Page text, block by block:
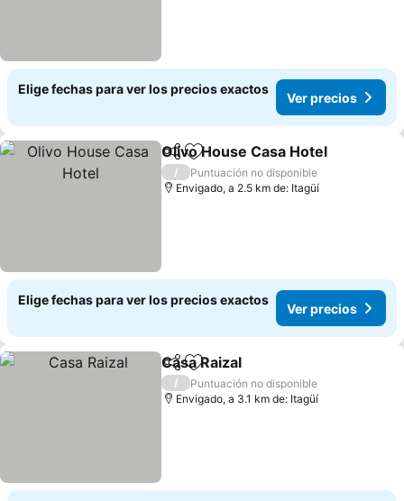
Elige fechas para ver los precios exactos
Ver precios
CompartirAgregar a favoritos
Olivo House Casa Hotel
/
Puntuación no disponible
Envigado, a 2.5 km de: Itagüí
Elige fechas para ver los precios exactos
Ver precios
CompartirAgregar a favoritos
Casa Raizal
/
Puntuación no disponible
Envigado, a 3.1 km de: Itagüí